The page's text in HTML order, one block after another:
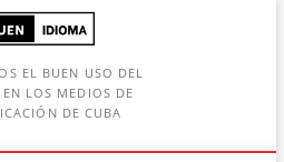
EL BUEN USO DEL
LOS MEDIOS DE
DE CUBA